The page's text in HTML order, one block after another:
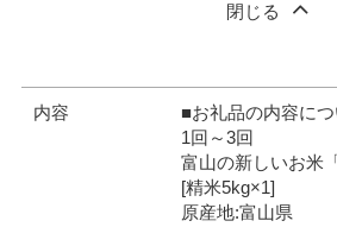
閉じる
内容
■お礼品の内容につ
1回～3回
富山の新しいお米
[精米5kg×1]
原産地:富山県